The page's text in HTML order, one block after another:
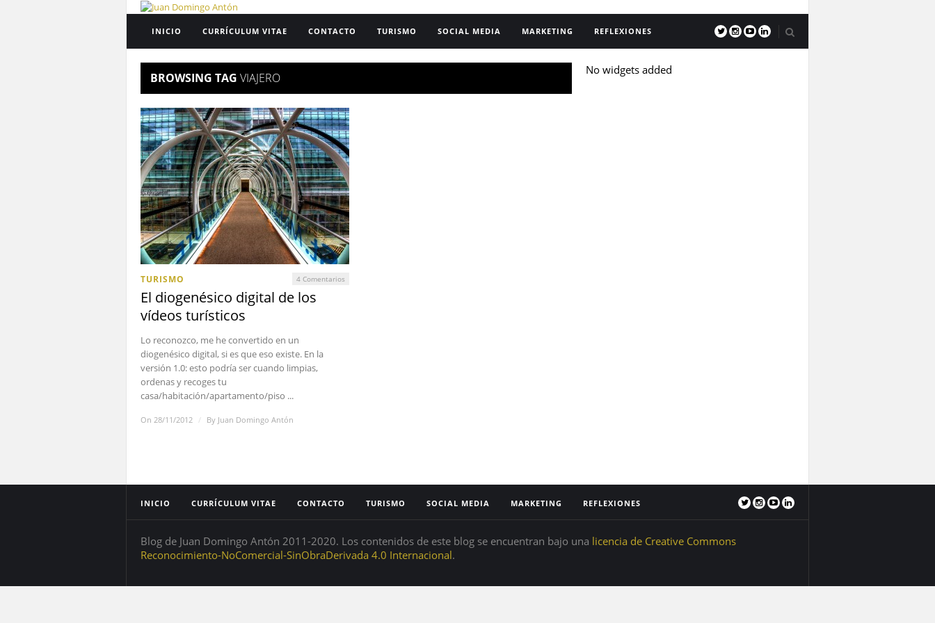
INICIO CURRÍCULUM VITAE CONTACTO TURISMO SOCIAL MEDIA MARKETING REFLEXIONES
BROWSING TAG VIAJERO
TURISMO 4 Comentarios
El diogenésico digital de los
vídeos turísticos
Lo reconozco, me he convertido en un
diogenésico digital, si es que eso existe. En la
versión 1.0: esto podría ser cuando limpias,
ordenas y recoges tu
casa/habitación/apartamento/piso ...
On 28/11/2012 / By Juan Domingo Antón
No widgets added
INICIO CURRÍCULUM VITAE CONTACTO TURISMO SOCIAL MEDIA MARKETING REFLEXIONES
Blog de Juan Domingo Antón 2011-2020. Los contenidos de este blog se encuentran bajo una licencia de Creative Commons
Reconocimiento-NoComercial-SinObraDerivada 4.0 Internacional.